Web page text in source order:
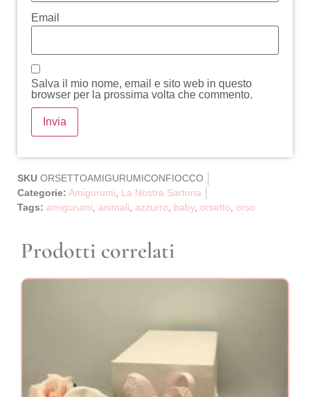
Email
Salva il mio nome, email e sito web in questo
browser per la prossima volta che commento.
SKU ORSETTOAMIGURUMICONFIOCCO
Categorie: Amigurumi
La Nostra Sartoria
Tags: amigurumi animali azzurro baby, orsetto orso
Prodotti correlati